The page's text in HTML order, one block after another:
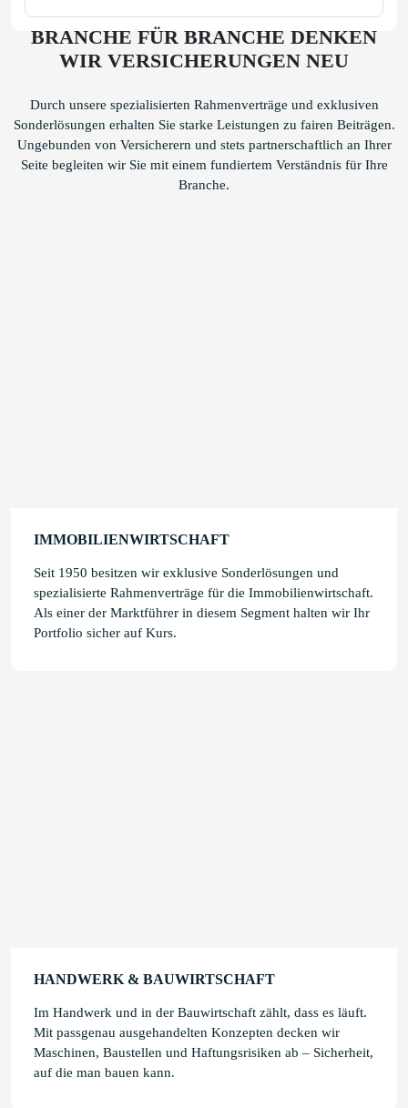
BRANCHE FÜR BRANCHE DENKEN
WIR VERSICHERUNGEN NEU
Durch unsere spezialisierten Rahmenverträge und exklusiven
Sonderlösungen erhalten Sie starke Leistungen zu fairen Beiträgen.
Ungebunden von Versicherern und stets partnerschaftlich an Ihrer
Seite begleiten wir Sie mit einem fundiertem Verständnis für Ihre
Branche.
IMMOBILIENWIRTSCHAFT
Seit 1950 besitzen wir exklusive Sonderlösungen und
spezialisierte Rahmenverträge für die Immobilienwirtschaft.
Als einer der Marktführer in diesem Segment halten wir Ihr
Portfolio sicher auf Kurs.
HANDWERK & BAUWIRTSCHAFT
Im Handwerk und in der Bauwirtschaft zählt, dass es läuft.
Mit passgenau ausgehandelten Konzepten decken wir
Maschinen, Baustellen und Haftungsrisiken ab – Sicherheit,
auf die man bauen kann.